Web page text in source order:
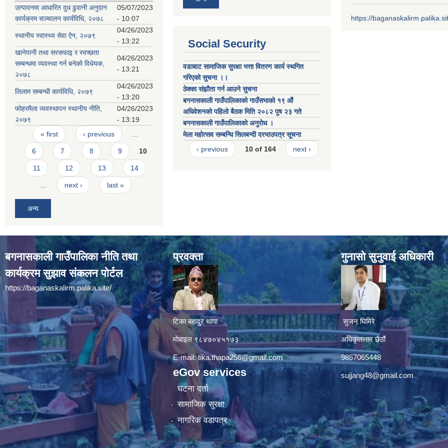
उत्पादनमा आधारित दुध ढुवानी अनुदान
कार्यक्रम सञ्चालन कार्यविधि, २०७८
05/07/2023
- 10:07
स्थानीय स्वास्थ्य सेवा ऐन, २०७९
04/26/2023
- 13:22
खानेपानी तथा सरसफाइ र स्वच्छता
सम्बन्धमा व्यवस्था गर्न बनेको विधेयक,
२०७८
04/26/2023
- 13:21
लिलाम सम्बन्धी कार्यविधि, २०७९
04/26/2023
- 13:20
फोहरमैला व्यवस्थापन स्थानीय नीति,
२०७९
04/26/2023
- 13:19
Pages
« first ‹ previous
6 7 8 9 10
11 12 13 14
next › last »
अन्य
Social Security
वडाबाट सामाजिक सुरक्षा भत्ता वितरण कार्य स्थगित
गरिएको सुचना ।।
ठेक्का संझौता गर्न आउने सुचना
बगनासकाली गाउँपालिकाको गाउँसभाको १९ औं
अधिवेशनको पहिलो बैठक मिति २०८२ पुष २३ गते
बगनासकाली गाउँपालिकाको अनुरोध ।
मेला महोत्सव सम्बन्धि सिलबन्दी दरभाउपत्र सूचना
‹ previous
10 of 164 next ›
https://
बगनासकाली गाउँपालिका नीति तथा
कार्यक्रम सुझाव संकलन पोर्टल
https://baganaskalirm.palika.site/
प्रवक्ता
टिका बहादुर थापा
माे‍बाइल ९८४७०४५१७३
E-mail:tika.thapa256@gmail.com
eGov services
घटना दर्ता
सामाजिक सुरक्षा
नागरिक वडापत्र
गुनासाे सुनुवाई अधिकारी
सुजन घिमिरे
अधिकृतस्तर छैठौं‌
9857065448
sujjang48@gmail.com